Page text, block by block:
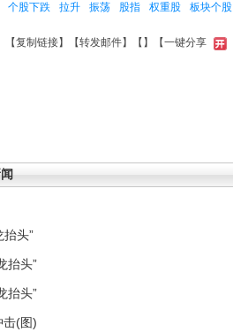
个股下跌 拉升 振荡 股指 权重股 板块个股
【复制链接】【转发邮件】【 】 【一键分享
抬头”
抬头”
抬头”
击(图)